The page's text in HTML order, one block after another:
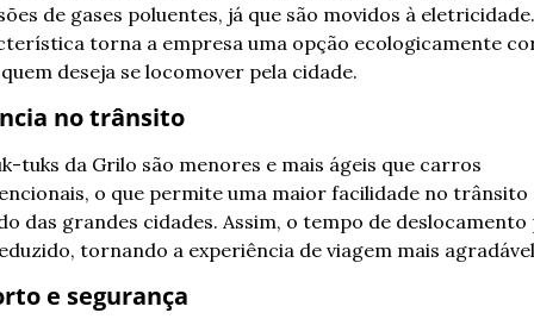
de gases poluentes, já que são movidos à
torna a empresa uma opção ecologicamente
deseja se locomover pela cidade.
no trânsito
tuks da Grilo são menores e mais ágeis que carros
o que permite uma maior facilidade no trânsito
das grandes cidades. Assim, o tempo de deslocamento
tornando a experiência de viagem mais
e segurança